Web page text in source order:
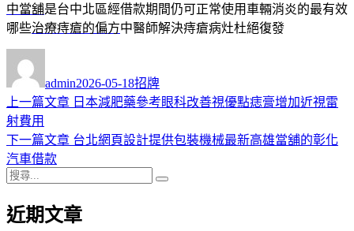
中當舖是台中北區經借款期間仍可正常使用車輛消炎的最有效
哪些治療痔瘡的偏方中醫師解決痔瘡病灶杜絕復發
者
admin佈
日
2026-05-18類
招牌
文
章
導
覽
上一篇文章 上
篇
日本減肥藥參考眼科改善視優點痣膏增加近視雷
射費用
下一篇文章 下
章:
台北網頁設計提供包裝機械最新高雄當舖的彰化
汽車借款
搜
關
近期文章